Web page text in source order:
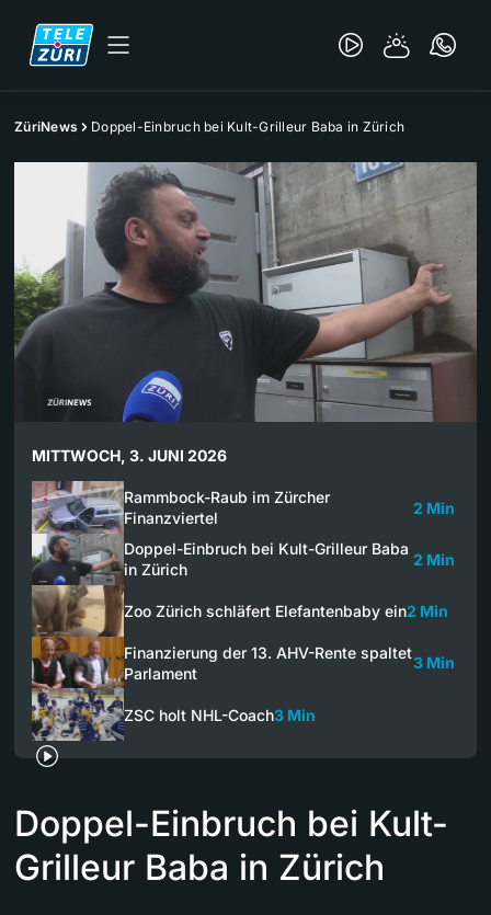
ZüriNews Doppel-Einbruch bei Kult-Grilleur Baba in Zürich
MITTWOCH, 3. JUNI 2026
Rammbock-Raub im Zürcher
Finanzviertel
2 Min
Doppel-Einbruch bei Kult-Grilleur Baba
in Zürich
2 Min
Zoo Zürich schläfert Elefantenbaby ein2 Min
Finanzierung der 13. AHV-Rente spaltet
Parlament
3 Min
ZSC holt NHL-Coach3 Min
Doppel-Einbruch bei Kult-
Grilleur Baba in Zürich